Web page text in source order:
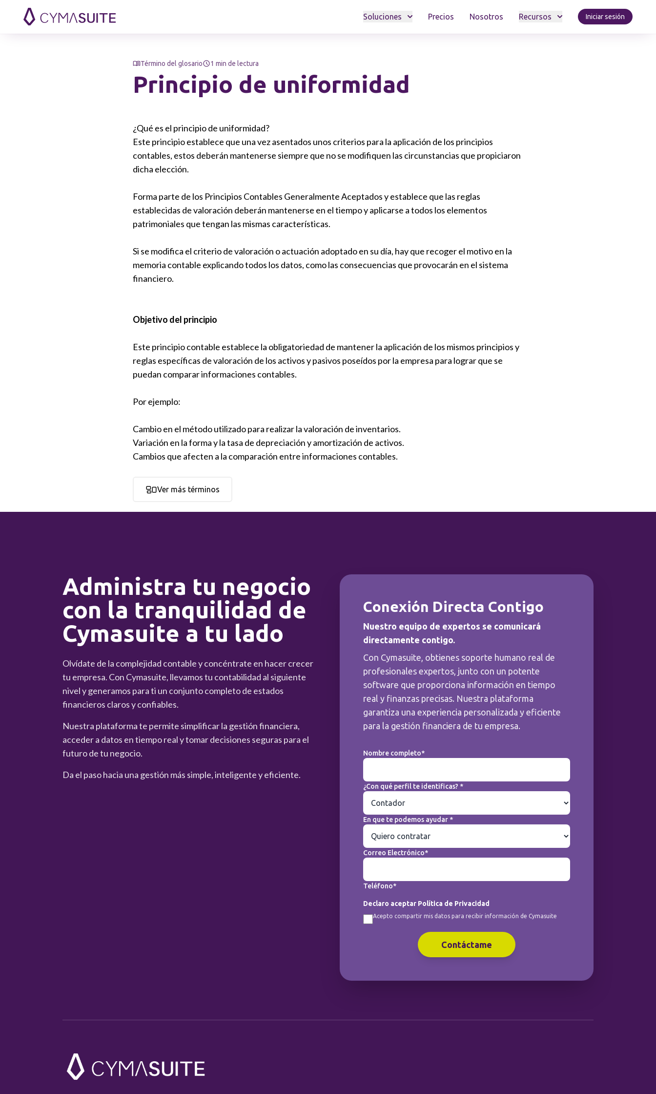
Soluciones Precios Nosotros Recursos Iniciar sesión
Término del glosario 1 min de lectura
Principio de uniformidad
¿Qué es el principio de uniformidad?
Este principio establece que una vez asentados unos criterios para la aplicación de los principios
contables, estos deberán mantenerse siempre que no se modifiquen las circunstancias que propiciaron
dicha elección.
Forma parte de los Principios Contables Generalmente Aceptados y establece que las reglas
establecidas de valoración deberán mantenerse en el tiempo y aplicarse a todos los elementos
patrimoniales que tengan las mismas características.
Si se modifica el criterio de valoración o actuación adoptado en su día, hay que recoger el motivo en la
memoria contable explicando todos los datos, como las consecuencias que provocarán en el sistema
financiero.
Objetivo del principio
Este principio contable establece la obligatoriedad de mantener la aplicación de los mismos principios y
reglas específicas de valoración de los activos y pasivos poseídos por la empresa para lograr que se
puedan comparar informaciones contables.
Por ejemplo:
Cambio en el método utilizado para realizar la valoración de inventarios.
Variación en la forma y la tasa de depreciación y amortización de activos.
Cambios que afecten a la comparación entre informaciones contables.
Ver más términos
Administra tu negocio
con la tranquilidad de
Cymasuite a tu lado
Olvídate de la complejidad contable y concéntrate en hacer crecer
tu empresa. Con Cymasuite, llevamos tu contabilidad al siguiente
nivel y generamos para ti un conjunto completo de estados
financieros claros y confiables.
Nuestra plataforma te permite simplificar la gestión financiera,
acceder a datos en tiempo real y tomar decisiones seguras para el
futuro de tu negocio.
Da el paso hacia una gestión más simple, inteligente y eficiente.
Conexión Directa Contigo
Nuestro equipo de expertos se comunicará
directamente contigo.
Con Cymasuite, obtienes soporte humano real de
profesionales expertos, junto con un potente
software que proporciona información en tiempo
real y finanzas precisas. Nuestra plataforma
garantiza una experiencia personalizada y eficiente
para la gestión financiera de tu empresa.
Nombre completo*
¿Con qué perfil te identificas? *
En que te podemos ayudar *
Correo Electrónico*
Teléfono*
Declaro aceptar Política de Privacidad
Acepto compartir mis datos para recibir información de Cymasuite
Contáctame